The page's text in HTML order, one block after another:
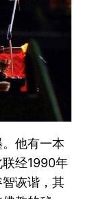
他有一本
经1990年
诙谐，其